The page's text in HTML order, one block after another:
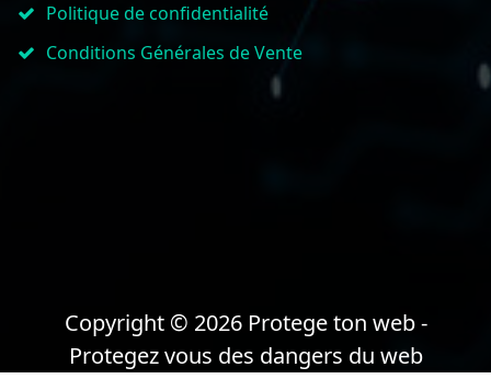
Politique de confidentialité
Conditions Générales de Vente
Copyright © 2026 Protege ton web -
Protegez vous des dangers du web